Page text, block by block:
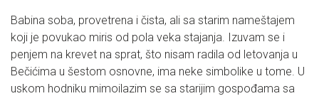
Babina soba, provetrena i čista, ali sa starim nameštajem
koji je povukao miris od pola veka stajanja. Izuvam se i
penjem na krevet na sprat, što nisam radila od letovanja u
Bečićima u šestom osnovne, ima neke simbolike u tome. U
uskom hodniku mimoilazim se sa starijim gospođama sa